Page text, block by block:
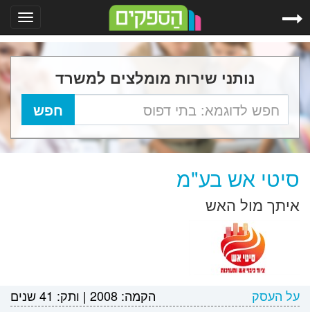
נותני שירות מומלצים למשרד
סיטי אש בע"מ
איתך מול האש
על העסק הקמה: 2008
| ותק: 41 שנים